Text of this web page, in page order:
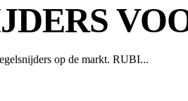
op de markt. RUBI...